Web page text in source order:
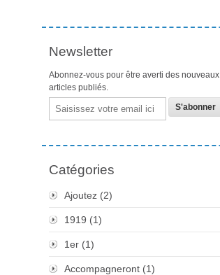
Newsletter
Abonnez-vous pour être averti des nouveaux
articles publiés.
Email
Catégories
Ajoutez (2)
1919 (1)
1er (1)
Accompagneront (1)